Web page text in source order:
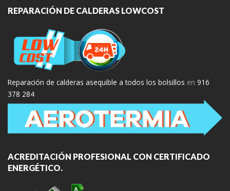
REPARACIÓN DE CALDERAS LOWCOST
Reparación de calderas asequible a todos los bolsillos en 916
378 284
ACREDITACIÓN PROFESIONAL CON CERTIFICADO
ENERGÉTICO.